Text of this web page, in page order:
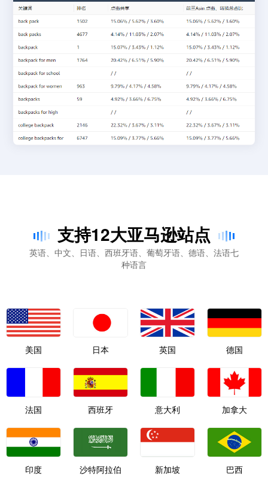
支持12大亚马逊站点
英语、中文、日语、西班牙语、葡萄牙语、德语、法语七
种语言
美国 日本 英国 德国
法国 西班牙 意大利 加拿大
印度 沙特阿拉伯 新加坡 巴西